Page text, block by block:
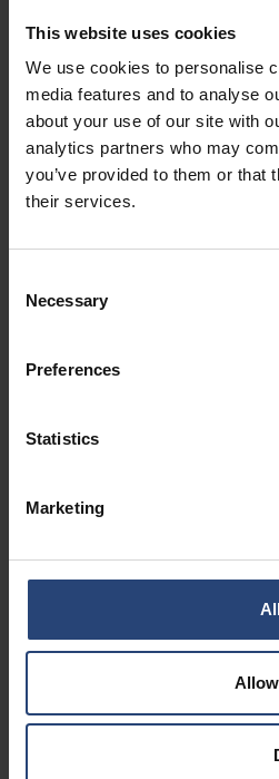
This website uses cookies
We use cookies to personalise
media features and to analyse
about your use of our site with
analytics partners who may
you’ve provided to them or that
their services.
Selection
Necessary
Preferences
Statistics
Marketing